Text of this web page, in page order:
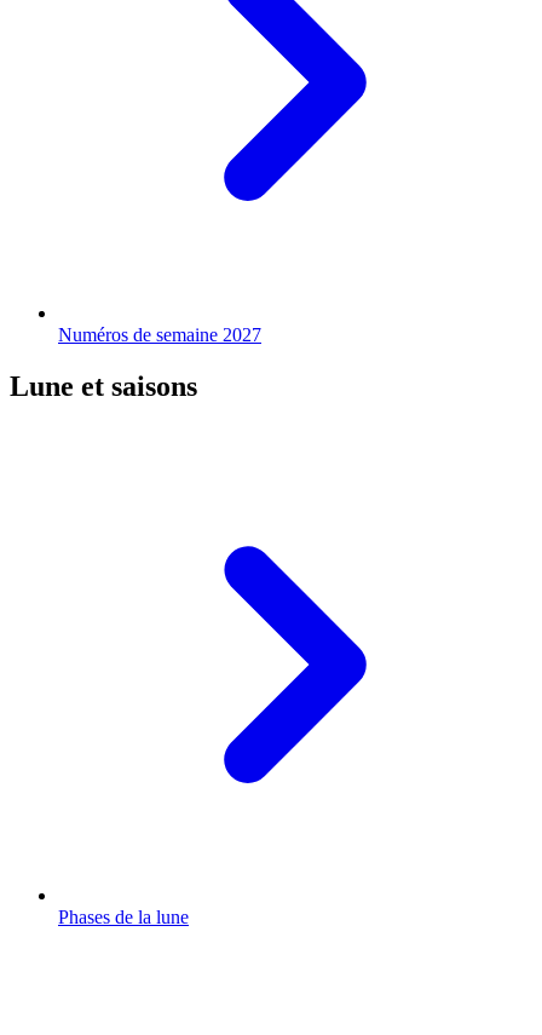
Numéros de semaine 2027
Lune et saisons
Phases de la lune